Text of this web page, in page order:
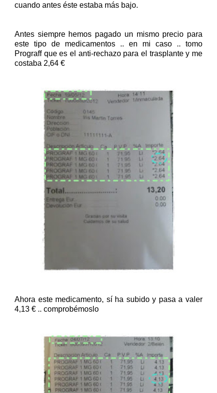
cuando antes éste estaba más bajo.
Antes siempre hemos pagado un mismo precio para
este tipo de medicamentos .. en mi caso .. tomo
Prograff que es el anti-rechazo para el trasplante y me
costaba 2,64 €
Ahora este medicamento, sí ha subido y pasa a valer
4,13 € .. comprobémoslo